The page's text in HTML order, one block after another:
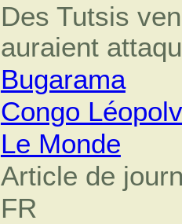
Des Tutsis
auraient
Bugarama
Congo
Le Monde
Article de
FR